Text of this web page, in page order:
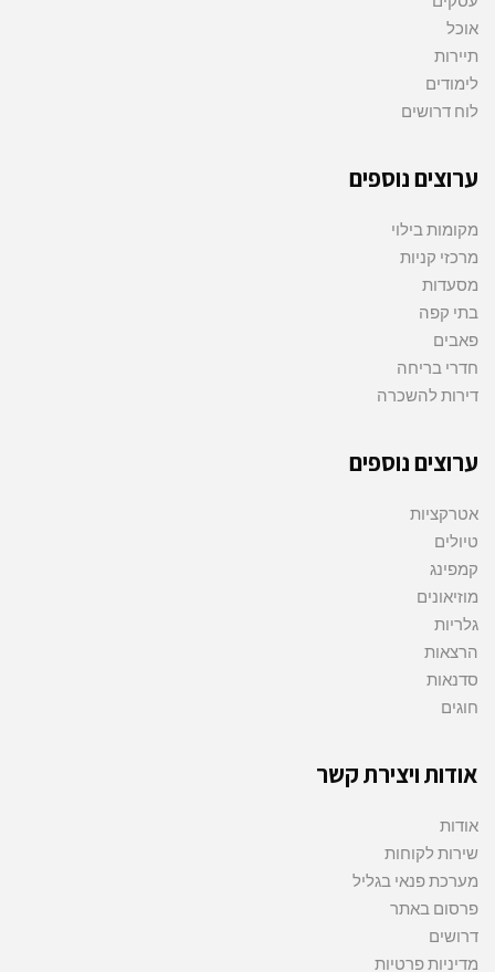
אוכל
תיירות
לימודים
לוח דרושים
ערוצים נוספים
מקומות בילוי
מרכזי קניות
מסעדות
בתי קפה
פאבים
חדרי בריחה
דירות להשכרה
ערוצים נוספים
אטרקציות
טיולים
קמפינג
מוזיאונים
גלריות
הרצאות
סדנאות
חוגים
אודות ויצירת קשר
אודות
שירות לקוחות
מערכת פנאי בגליל
פרסום באתר
דרושים
מדיניות פרטיות